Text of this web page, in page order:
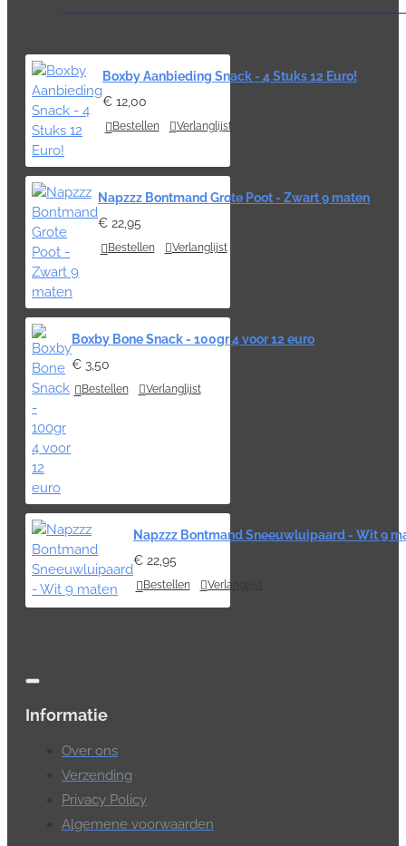
Boxby Aanbieding Snack - 4 Stuks 12 Euro!
€ 12,00
Bestellen Verlanglijst
Napzzz Bontmand Grote Poot - Zwart 9 maten
€ 22,95
Bestellen Verlanglijst
Boxby Bone Snack - 100gr 4 voor 12 euro
€ 3,50
Bestellen Verlanglijst
Napzzz Bontmand Sneeuwluipaard - Wit 9
€ 22,95
Bestellen Verlanglijst
Informatie
Over ons
Verzending
Privacy Policy
Algemene voorwaarden